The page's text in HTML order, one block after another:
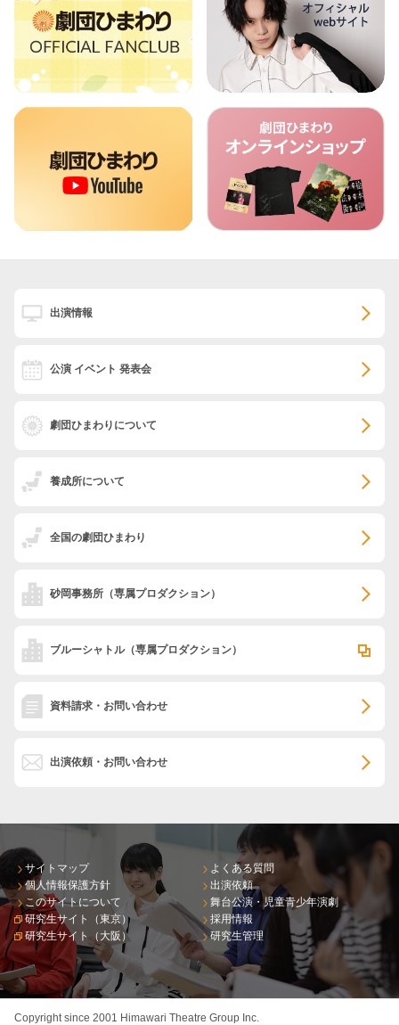
出演情報
公演 イベント 発表会
劇団ひまわりについて
養成所について
全国の劇団ひまわり
砂岡事務所 （専属プロダクション）
ブルーシャトル（専属プロダクション）
資料請求・お問い合わせ
出演依頼・お問い合わせ
サイトマップ
個人情報保護方針
このサイトについて
研究生サイト（東京）
研究生サイト（大阪）
よくある質問
出演依頼
舞台公演・児童青少年演劇
採用情報
研究生管理
Copyright since 2001 Himawari Theatre Group Inc.